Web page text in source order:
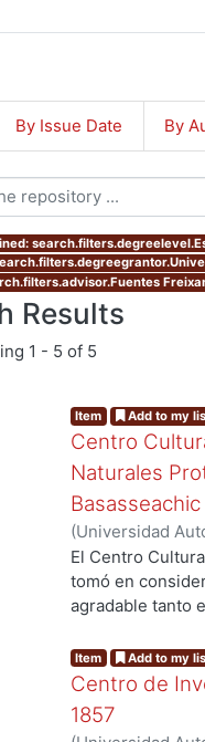
By Issue Date By
Results
1 - 5 of 5
Item Add to my
Centro
Naturales
(Universidad
de Servicios de
El Centro
tomó en
agradable tanto
consideraron
descanso,
exhibiciones y
espacios
Item Add to my
Centro de
1857